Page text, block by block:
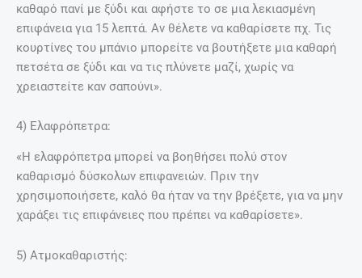
καθαρό πανί με ξύδι και αφήστε το σε μια λεκιασμένη
επιφάνεια για 15 λεπτά. Αν θέλετε να καθαρίσετε πχ. Τις
κουρτίνες του μπάνιο μπορείτε να βουτήξετε μια καθαρή
πετσέτα σε ξύδι και να τις πλύνετε μαζί, χωρίς να
χρειαστείτε καν σαπούνι».
4) Ελαφρόπετρα:
«Η ελαφρόπετρα μπορεί να βοηθήσει πολύ στον
καθαρισμό δύσκολων επιφανειών. Πριν την
χρησιμοποιήσετε, καλό θα ήταν να την βρέξετε, για να μην
χαράξει τις επιφάνειες που πρέπει να καθαρίσετε».
5) Ατμοκαθαριστής: